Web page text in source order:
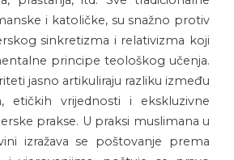
i katoličke, su snažno protiv
sinkretizma i relativizma koji
principe teološkog učenja.
jasno artikuliraju razliku između
etičkih vrijednosti i ekskluzivne
prakse. U praksi muslimana u
izražava se poštovanje prema